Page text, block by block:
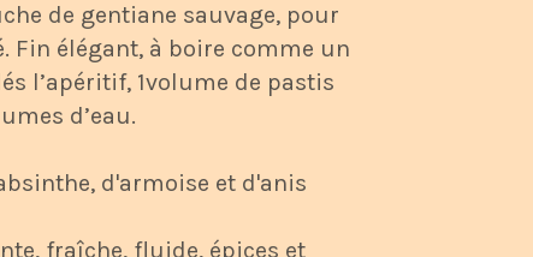
de gentiane sauvage, pour
Fin élégant, à boire comme un
l’apéritif, 1volume de pastis
d’eau.
d'armoise et d'anis
fraîche, fluide, épices et